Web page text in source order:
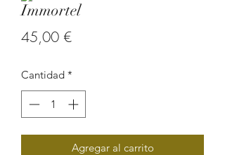
Immortel
45,00 €Precio
Cantidad *
Agregar al carrito